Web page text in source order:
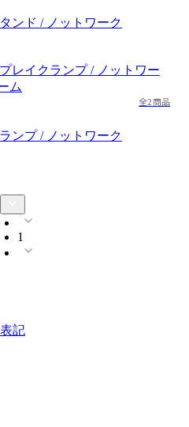
ンド / ノットワーク
全2商品
ンプ / ノットワーク
1
記